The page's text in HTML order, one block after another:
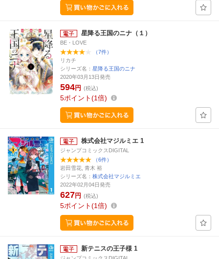
星降る王国のニナ（１）
BE・LOVE
（7件）
リカチ
シリーズ名： 星降る王国のニナ
2020年03月13日発売
594円 (税込)
5ポイント 1倍
株式会社マジルミエ 1
ジャンプコミックスDIGITAL
（6件）
岩田雪花, 青木 裕
シリーズ名： 株式会社マジルミエ
2022年02月04日発売
627円 (税込)
5ポイント 1倍
新テニスの王子様 1